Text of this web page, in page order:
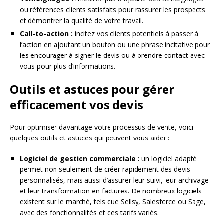
ou références clients satisfaits pour rassurer les prospects
et démontrer la qualité de votre travail.
Call-to-action : incitez vos clients potentiels à passer à
l’action en ajoutant un bouton ou une phrase incitative pour
les encourager à signer le devis ou à prendre contact avec
vous pour plus d’informations.
Outils et astuces pour gérer
efficacement vos devis
Pour optimiser davantage votre processus de vente, voici
quelques outils et astuces qui peuvent vous aider :
Logiciel de gestion commerciale : un logiciel adapté
permet non seulement de créer rapidement des devis
personnalisés, mais aussi d’assurer leur suivi, leur archivage
et leur transformation en factures. De nombreux logiciels
existent sur le marché, tels que Sellsy, Salesforce ou Sage,
avec des fonctionnalités et des tarifs variés.